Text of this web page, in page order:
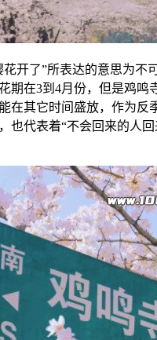
花开了”所表达的意思为不
期在3到4月份，但是鸡鸣
在其它时间盛放，作为反
也代表着“不会回来的人